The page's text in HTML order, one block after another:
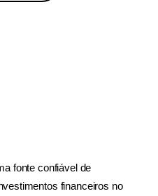
fonte confiável de
financeiros no